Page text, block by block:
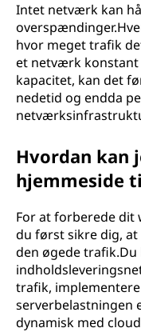
Intet netværk kan
hvor meget trafik
et netværk konstant
kapacitet, kan det
nedetid og endda
Hvordan kan
hjemmeside
For at forberede dit
du først sikre dig,
den øgede
trafik,
serverbelastningen
dynamisk med